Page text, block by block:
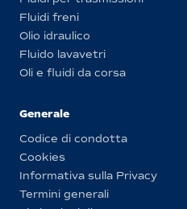
Fluidi freni
Olio idraulico
Fluido lavavetri
Oli e fluidi da corsa
Generale
Codice di condotta
Cookies
Informativa sulla Privacy
Termini generali